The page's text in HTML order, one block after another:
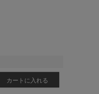
カートに入れる